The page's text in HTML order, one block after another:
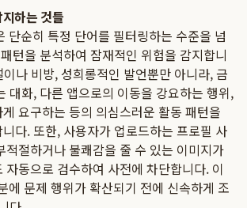
하는 것들
단순히 특정 단어를 필터링하는 수준을 넘
턴을 분석하여 잠재적인 위험을 감지합니
나 비방, 성희롱적인 발언뿐만 아니라, 금
대화, 다른 앱으로의 이동을 강요하는 행위,
요구하는 등의 의심스러운 활동 패턴을
다. 또한, 사용자가 업로드하는 프로필 사
적절하거나 불쾌감을 줄 수 있는 이미지가
자동으로 검수하여 사전에 차단합니다. 이
에 문제 행위가 확산되기 전에 신속하게 조